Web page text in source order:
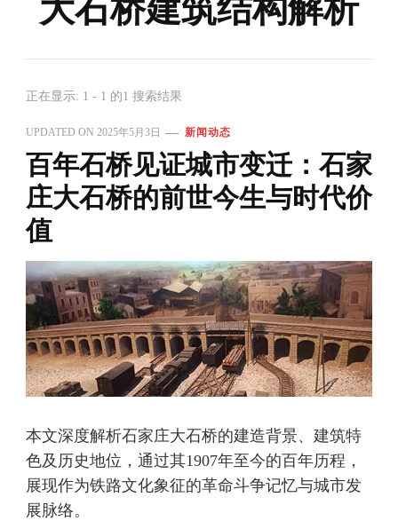
大石桥建筑结构解析
正在显示: 1 - 1 的1 搜索结果
UPDATED ON 2025年5月3日 新闻动态
百年石桥见证城市变迁：石家
庄大石桥的前世今生与时代价
值
本文深度解析石家庄大石桥的建造背景、建筑特
色及历史地位，通过其1907年至今的百年历程，
展现作为铁路文化象征的革命斗争记忆与城市发
展脉络。